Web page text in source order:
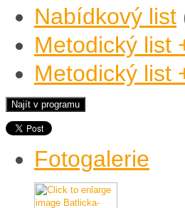
Nabídkový list
Metodický list
Metodický list
Fotogalerie